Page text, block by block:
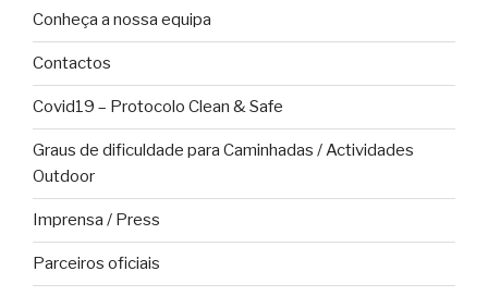
Conheça a nossa equipa
Contactos
Covid19 – Protocolo Clean & Safe
Graus de dificuldade para Caminhadas / Actividades
Outdoor
Imprensa / Press
Parceiros oficiais